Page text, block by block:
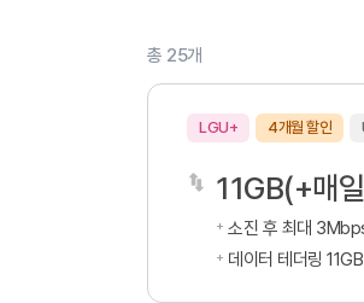
총 25개
LGU+ 4개월 할인
11GB(+매
소진 후 최대
데이터 테더링